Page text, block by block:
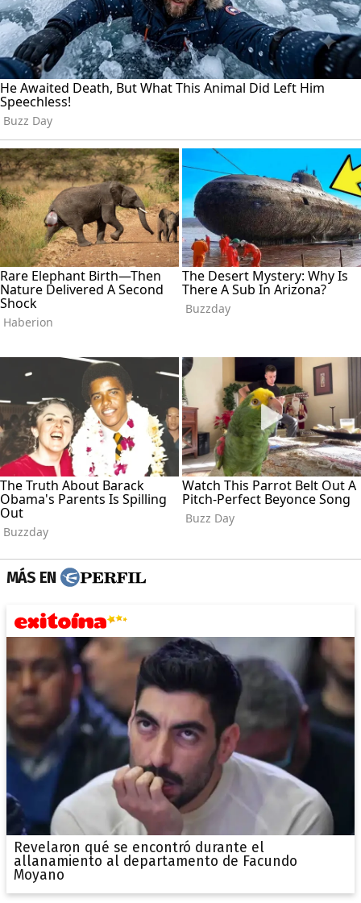
MÁS EN
Revelaron qué se encontró durante el
allanamiento al departamento de Facundo
Moyano